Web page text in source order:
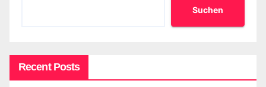
Suchen
Recent Posts